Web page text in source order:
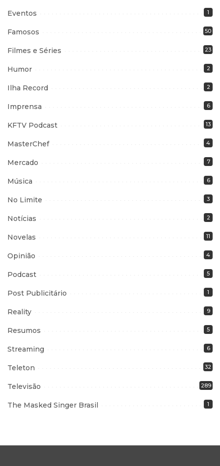
Eventos 1
Famosos 50
Filmes e Séries 23
Humor 2
Ilha Record 2
Imprensa 6
KFTV Podcast 13
MasterChef 4
Mercado 7
Música 6
No Limite 3
Notícias 2
Novelas 11
Opinião 4
Podcast 5
Post Publicitário 1
Reality 9
Resumos 5
Streaming 6
Teleton 32
Televisão 289
The Masked Singer Brasil 1